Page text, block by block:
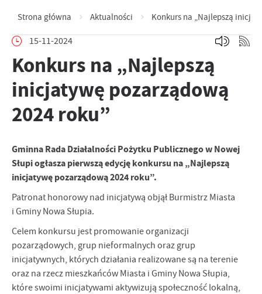
Strona główna Aktualności Konkurs na „Najlepszą
15-11-2024
Konkurs na „Najlepszą
inicjatywę pozarządową
2024 roku”
Gminna Rada Działalności Pożytku Publicznego w Nowej
Słupi ogłasza pierwszą edycję konkursu na „Najlepszą
inicjatywę pozarządową 2024 roku”.
Patronat honorowy nad inicjatywą objął Burmistrz Miasta
i Gminy Nowa Słupia.
Celem konkursu jest promowanie organizacji
pozarządowych, grup nieformalnych oraz grup
inicjatywnych, których działania realizowane są na terenie
oraz na rzecz mieszkańców Miasta i Gminy Nowa Słupia,
które swoimi inicjatywami aktywizują społeczność lokalną,